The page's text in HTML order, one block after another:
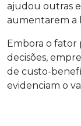
ajudou outras
aumentarem a
Embora o fator
decisões,
de custo-
evidenciam o